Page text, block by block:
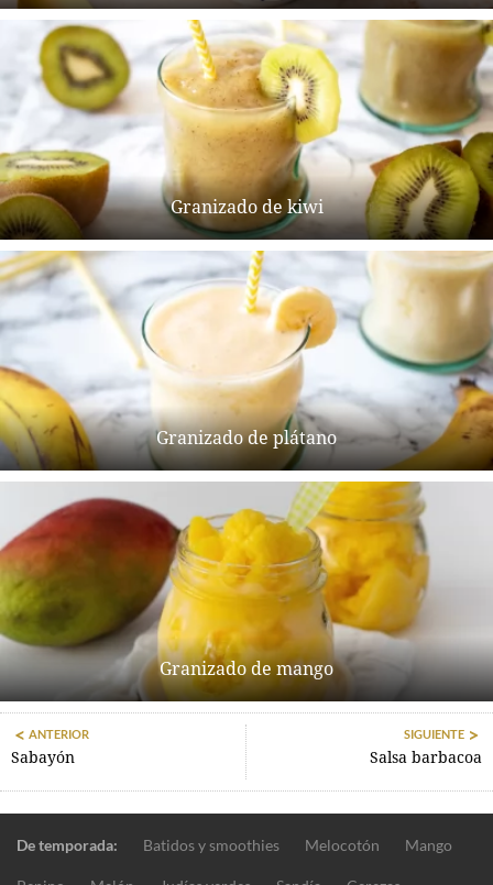
Granizado de kiwi
Granizado de plátano
Granizado de mango
ANTERIOR
Sabayón
SIGUIENTE
Salsa barbacoa
De temporada: Batidos y smoothies Melocotón Mango